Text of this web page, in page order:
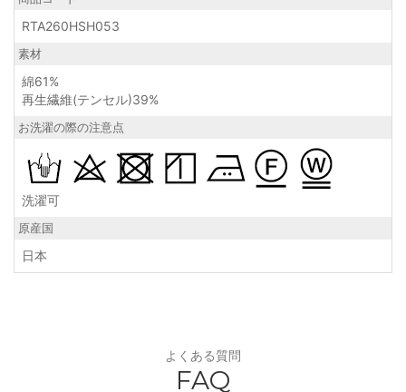
RTA260HSH053
素材
綿61%
再生繊維(テンセル)39%
お洗濯の際の注意点
洗濯可
原産国
日本
よくある質問
FAQ